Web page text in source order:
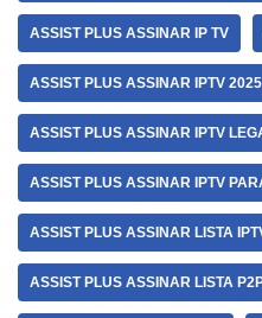
ASSIST PLUS ASSINAR IP TV
ASSIST PLUS ASSINAR IPTV 2025
ASSIST PLUS ASSINAR IPTV
ASSIST PLUS ASSINAR IPTV
ASSIST PLUS ASSINAR LISTA
ASSIST PLUS ASSINAR LISTA